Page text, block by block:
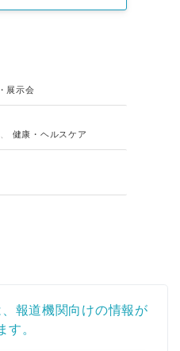
展示会
健康・ヘルスケア
報道機関向けの情報が
す。